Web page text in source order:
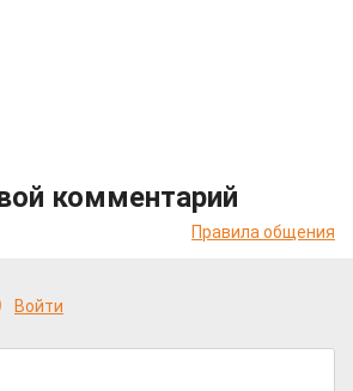
комментарий
Правила общения
Войти